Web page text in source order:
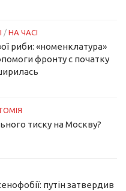
/ НА ЧАСІ
риби: «номенклатура»
фронту с початку
тиску на Москву?
путін затвердив